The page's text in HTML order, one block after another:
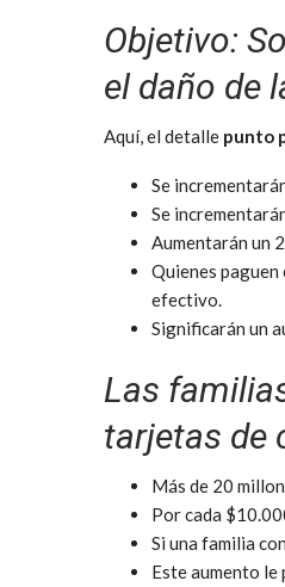
Objetivo:
el daño de
Aquí, el detalle punto
Se
Se
Aumentarán un
Quienes
efectivo.
Significarán un
Las
tarjetas de
Más de 20
Por cada
Si una familia
Este aumento le